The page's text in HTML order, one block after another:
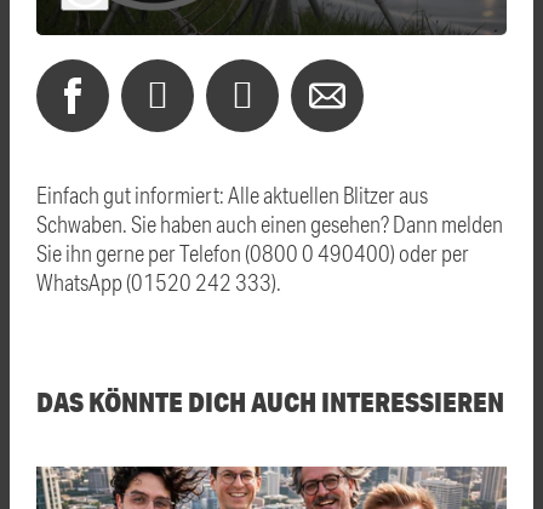
Einfach gut informiert: Alle aktuellen Blitzer aus
Schwaben. Sie haben auch einen gesehen? Dann melden
Sie ihn gerne per Telefon (0800 0 490400) oder per
WhatsApp (01520 242 333).
DAS KÖNNTE DICH AUCH INTERESSIEREN